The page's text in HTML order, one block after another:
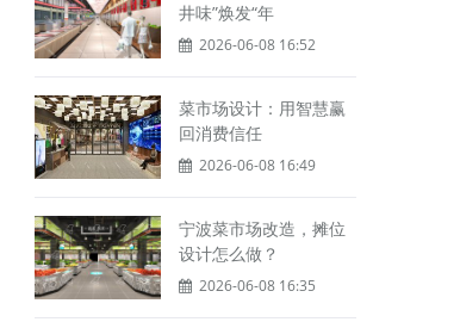
井味”焕发“年
2026-06-08 16:52
菜市场设计：用智慧赢
回消费信任
2026-06-08 16:49
宁波菜市场改造，摊位
设计怎么做？
2026-06-08 16:35